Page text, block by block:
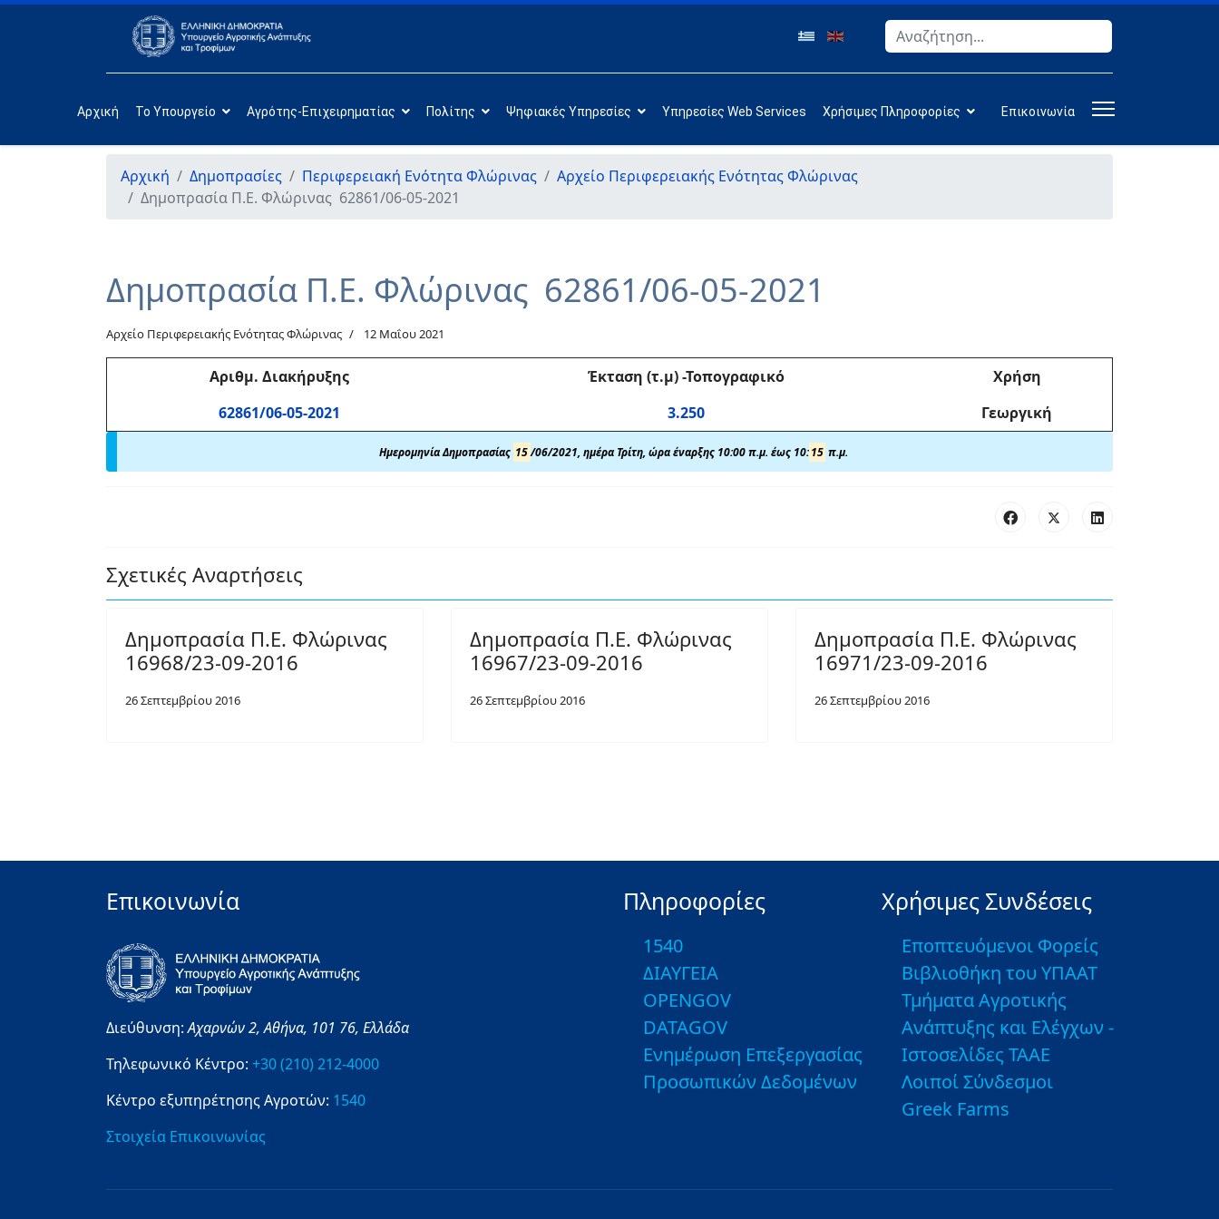
Αναζήτηση
Αρχική Το Υπουργείο Αγρότης-Επιχειρηματίας Πολίτης Ψηφιακές Υπηρεσίες Υπηρεσίες Web Services Χρήσιμες Πληροφορίες Επικοινωνία
Αρχική Δημοπρασίες Περιφερειακή Ενότητα Φλώρινας
Αρχείο Περιφερειακής Ενότητας Φλώρινας
Δημοπρασία Π.Ε. Φλώρινας 62861/06-05-2021
Δημοπρασία Π.Ε. Φλώρινας 62861/06-05-2021
Αρχείο Περιφερειακής Ενότητας Φλώρινας 12 Μαΐου 2021
Αριθμ. Διακήρυξης Έκταση (τ.μ)-Τοπογραφικό
Χρήση
62861/06-05-2021
3.250 Γεωργική
Ημερομηνία Δημοπρασίας 15/06/2021, ημέρα Τρίτη,ώρα έναρξης 10:00 π.μ. έως 10: 15 π.μ.
Σχετικές Αναρτήσεις
Δημοπρασία Π.Ε. Φλώρινας
16968/23-09-2016
26 Σεπτεμβρίου 2016
Δημοπρασία Π.Ε. Φλώρινας
16967/23-09-2016
26 Σεπτεμβρίου 2016
Δημοπρασία Π.Ε. Φλώρινας
16971/23-09-2016
26 Σεπτεμβρίου 2016
Επικοινωνία
Διεύθυνση:Αχαρνών 2,Αθήνα, 101 76, Ελλάδα
Τηλεφωνικό Κέντρο: +30 (210) 212-4000
Κέντρο εξυπηρέτησης Αγροτών: 1540
Στοιχεία Επικοινωνίας
Πληροφορίες
1540
ΔΙΑΥΓΕΙΑ
OPENGOV
DATAGOV
Ενημέρωση Επεξεργασίας
Προσωπικών Δεδομένων
Χρήσιμες Συνδέσεις
Εποπτευόμενοι Φορείς
Βιβλιοθήκη του ΥΠΑΑΤ
Τμήματα Αγροτικής
Ανάπτυξης και Ελέγχων -
Ιστοσελίδες ΤΑΑΕ
Λοιποί Σύνδεσμοι
Greek Farms